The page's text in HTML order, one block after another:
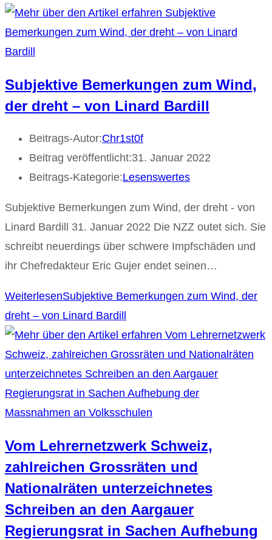
Subjektive Bemerkungen zum Wind,
der dreht – von Linard Bardill
Beitrags-Autor:Chr1st0f
Beitrag veröffentlicht:31. Januar 2022
Beitrags-Kategorie:Lesenswertes
Subjektive Bemerkungen zum Wind, der dreht - von
Linard Bardill 31. Januar 2022 Die NZZ outet sich. Sie
schreibt neuerdings über schwere Impfschäden und
ihr Chefredakteur Eric Gujer endet seinen…
WeiterlesenSubjektive Bemerkungen zum Wind, der
dreht – von Linard Bardill
Vom Lehrernetzwerk Schweiz,
zahlreichen Grossräten und
Nationalräten unterzeichnetes
Schreiben an den Aargauer
Regierungsrat in Sachen Aufhebung